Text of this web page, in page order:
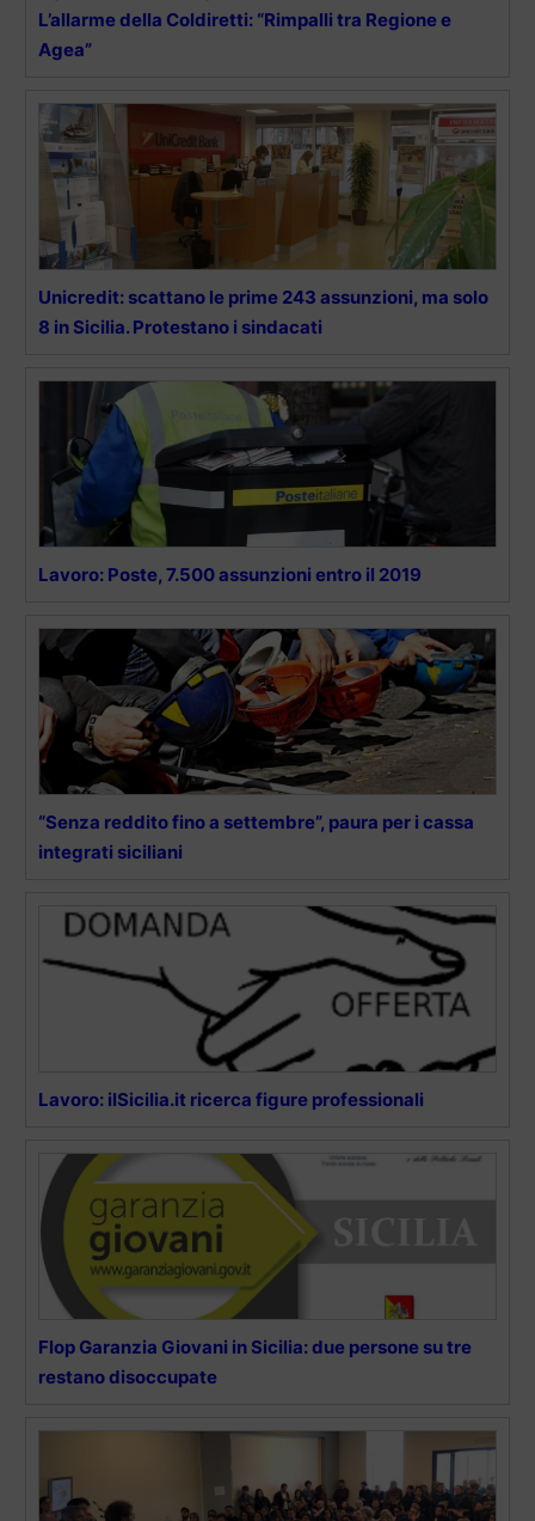
L’allarme della Coldiretti: “Rimpalli tra Regione e
Agea”
Unicredit: scattano le prime 243 assunzioni, ma solo
8 in Sicilia. Protestano i sindacati
Lavoro: Poste, 7.500 assunzioni entro il 2019
“Senza reddito fino a settembre”, paura per i cassa
integrati siciliani
Lavoro: ilSicilia.it ricerca figure professionali
Flop Garanzia Giovani in Sicilia: due persone su tre
restano disoccupate